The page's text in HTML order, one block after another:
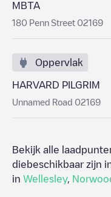
MBTA
180 Penn Street 02169
Oppervlak
HARVARD PILGRIM
Unnamed Road 02169
Bekijk alle
diebeschikbaar zijn
in Wellesley,